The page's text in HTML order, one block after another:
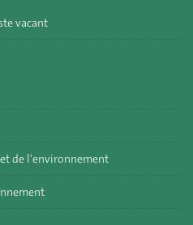
vacant
et de l'environnement